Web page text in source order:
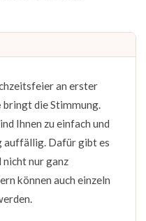
an erster
bringt die Stimmung.
Ihnen zu einfach und
auffällig. Dafür gibt es
nicht nur ganz
können auch einzeln